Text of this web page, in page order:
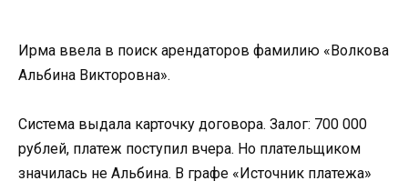
Ирма ввела в поиск арендаторов фамилию «Волкова
Альбина Викторовна».
Система выдала карточку договора. Залог: 700 000
рублей, платеж поступил вчера. Но плательщиком
значилась не Альбина. В графе «Источник платежа»